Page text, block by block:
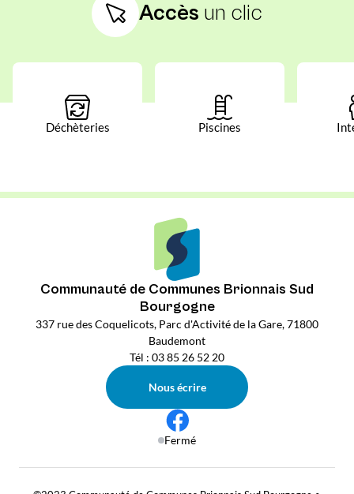
Accès un clic
Déchèteries Piscines
Communauté de Communes Brionnais Sud
Bourgogne
337 rue des Coquelicots, Parc d'Activité de la Gare, 71800
Baudemont
Tél : 03 85 26 52 20
Nous écrire
Fermé